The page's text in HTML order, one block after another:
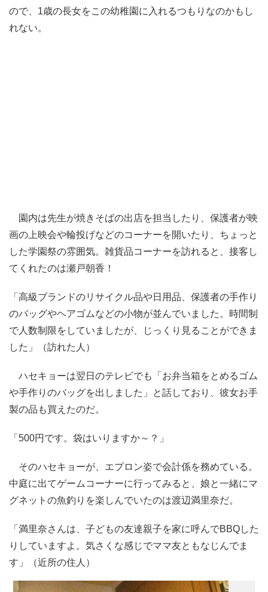
ので、1歳の長女をこの幼稚園に入れるつもりなのかもし
れない。
園内は先生が焼きそばの出店を担当したり、保護者が映
画の上映会や輪投げなどのコーナーを開いたり、ちょっと
した学園祭の雰囲気。雑貨品コーナーを訪れると、接客し
てくれたのは瀬戸朝香！
「高級ブランドのリサイクル品や日用品、保護者の手作り
のバッグやヘアゴムなどの小物が並んでいました。時間制
で人数制限をしていましたが、じっくり見ることができま
した」（訪れた人）
ハセキョーは翌日のテレビでも「お弁当箱をとめるゴム
や手作りのバッグを出しました」と話しており、彼女お手
製の品も買えたのだ。
「500円です。袋はいりますか～？」
そのハセキョーが、エプロン姿で会計係を務めている。
中庭に出てゲームコーナーに行ってみると、娘と一緒にマ
グネットの魚釣りを楽しんでいたのは渡辺満里奈だ。
「満里奈さんは、子どもの友達親子を家に呼んでBBQした
りしていますよ。気さくな感じでママ友ともなじんでま
す」（近所の住人）